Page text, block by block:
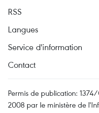
RSS
Langues
Service d'information
Contact
Permis de publication: 1374/
2008 par le ministère de